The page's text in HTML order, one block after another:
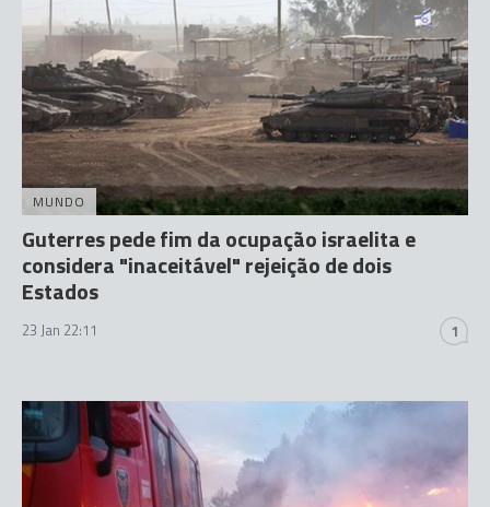
MUNDO
Guterres pede fim da ocupação israelita e
considera "inaceitável" rejeição de dois
Estados
23 Jan 22:11 1